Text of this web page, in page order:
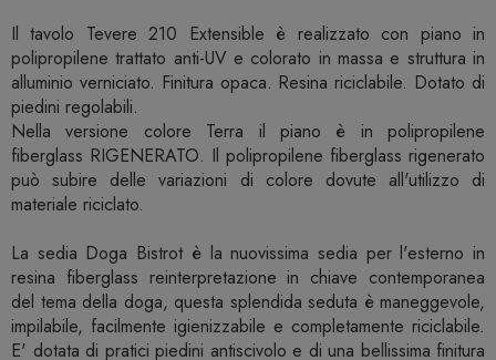
Il tavolo Tevere 210 Extensible è realizzato con piano in
polipropilene trattato anti-UV e colorato in massa e struttura in
alluminio verniciato. Finitura opaca. Resina riciclabile. Dotato di
piedini regolabili.
Nella versione colore Terra il piano è in polipropilene
fiberglass RIGENERATO. Il polipropilene fiberglass rigenerato
può subire delle variazioni di colore dovute all'utilizzo di
materiale riciclato.
La sedia Doga Bistrot è la nuovissima sedia per l'esterno in
resina fiberglass reinterpretazione in chiave contemporanea
del tema della doga, questa splendida seduta è maneggevole,
impilabile, facilmente igienizzabile e completamente riciclabile.
E' dotata di pratici piedini antiscivolo e di una bellissima finitura